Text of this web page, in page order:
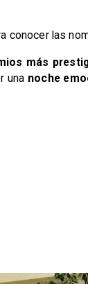
conocer las
más
una noche